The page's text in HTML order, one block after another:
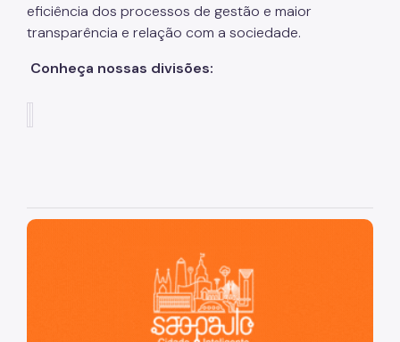
Proteção de Dados e Privacidade
eficiência dos processos de gestão e maior
transparência e relação com a sociedade.
Conheça nossas divisões:
São Paulo, cidade inteligente, resiliente e sustentável